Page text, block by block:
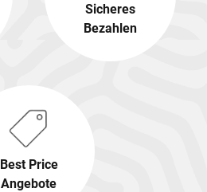
Sicheres
Bezahlen
Best Price
Angebote